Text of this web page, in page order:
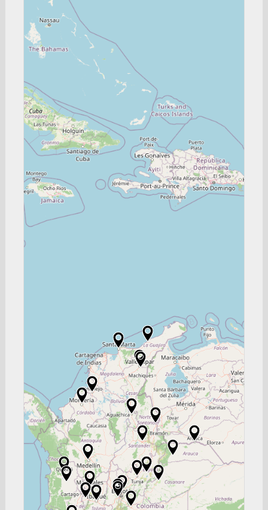
Tumaco
COLEGIO COOPERATIVO SAN JOSÉ DE PERALTA
Cúcuta
INSTITUCIÓN EDUCATIVA SANTA MARIA GORETTI
I.E. CIUDAD DE ASÍS
Puerto Asís
ESCUELA NORMAL SUPERIOR DEL PUTUMAYO
Sibundoy
ESCUELA NORMAL SUPERIOR DEL QUINDÍO
Armenia
INSTITUCIÓ EDUCATIVA ANTONIO LENIS
COLEGIO CHAMPAGNAT DE IBAGUÉ
Ibagué
SEDE UN PALMIRA
Palmira
Consulado General de Colombia en Barcelona
Barcelona
Consulado General de Colombia en Alemania